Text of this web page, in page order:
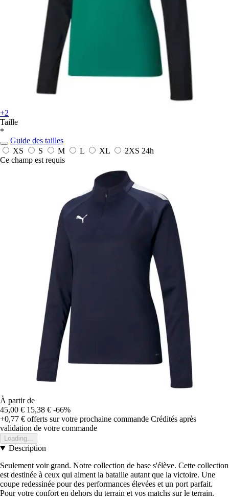
+2
Taille
*
Guide des tailles
XS
S M L XL 2XS 24h
Ce champ est requis
À partir de
45,00 € 15,38 € -66%
+0,77 € offerts sur votre prochaine commande Crédités après
validation de votre commande
Loading...
Description
Seulement voir grand. Notre collection de base s'élève. Cette collection
est destinée à ceux qui aiment la bataille autant que la victoire. Une
coupe redessinée pour des performances élevées et un port parfait.
Pour votre confort en dehors du terrain et vos matchs sur le terrain.